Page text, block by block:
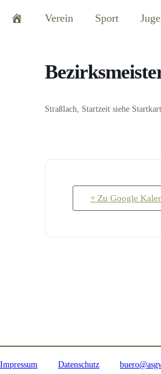
Verein Sport
Straßlach, Startzeit siehe
+ Zu Google
Impressum Datenschutz